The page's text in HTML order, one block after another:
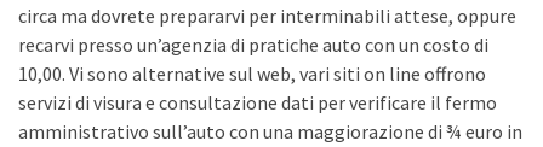
circa ma dovrete prepararvi per interminabili attese, oppure
recarvi presso un’agenzia di pratiche auto con un costo di
10,00. Vi sono alternative sul web, vari siti on line offrono
servizi di visura e consultazione dati per verificare il fermo
amministrativo sull’auto con una maggiorazione di ¾ euro in